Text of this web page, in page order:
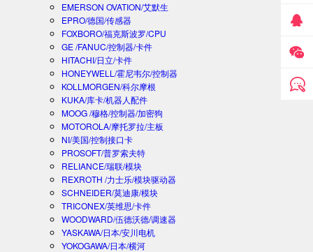
EMERSON OVATION/艾默生
EPRO/德国/传感器
FOXBORO/福克斯波罗/CPU
GE /FANUC/控制器/卡件
HITACHI/日立/卡件
HONEYWELL/霍尼韦尔/控制器
KOLLMORGEN/科尔摩根
KUKA/库卡/机器人配件
MOOG /穆格/控制器/加密狗
MOTOROLA/摩托罗拉/主板
NI/美国/控制接口卡
PROSOFT/普罗索夫特
RELIANCE/瑞联/模块
REXROTH /力士乐/模块驱动器
SCHNEIDER/莫迪康/模块
TRICONEX/英维思/卡件
WOODWARD/伍德沃德/调速器
YASKAWA/日本/安川电机
YOKOGAWA/日本/横河